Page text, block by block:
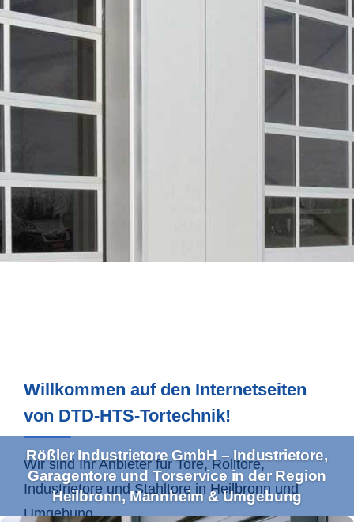
Rößler Industrietore GmbH – Industrietore,
Garagentore und Torservice in der Region
Heilbronn, Mannheim & Umgebung
Willkommen auf den Internetseiten
von DTD-HTS-Tortechnik!
Wir sind Ihr Anbieter für Tore, Rolltore,
Industrietore und Stahltore in Heilbronn und
Umgebung.